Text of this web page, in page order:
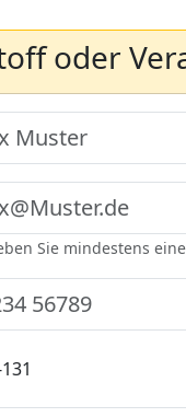
oder
Sie mindestens